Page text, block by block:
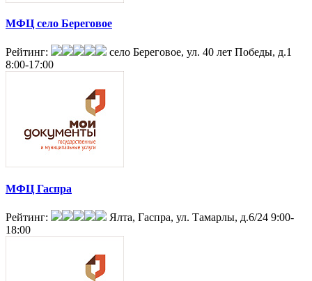
МФЦ село Береговое
Рейтинг:
село Береговое, ул. 40 лет Победы, д.1
8:00-17:00
МФЦ Гаспра
Рейтинг: Ялта, Гаспра, ул. Тамарлы, д.6/24 9:00-
18:00